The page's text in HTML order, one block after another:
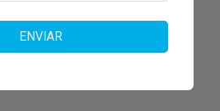
ENVIAR